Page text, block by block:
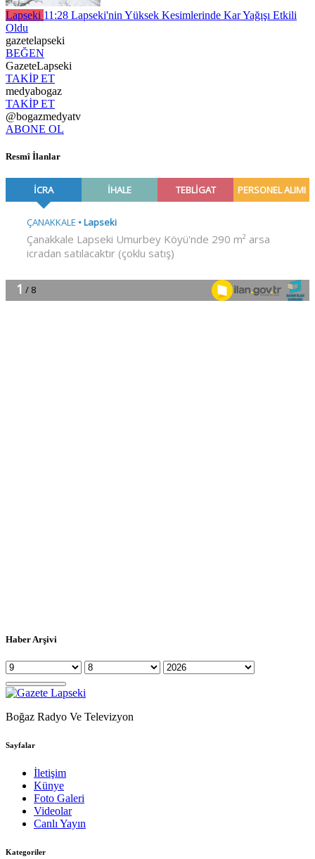
Lapseki 11:28 Lapseki'nin Yüksek Kesimlerinde Kar Yağışı Etkili
Oldu
gazetelapseki
BEĞEN
GazeteLapseki
TAKİP ET
medyabogaz
TAKİP ET
@bogazmedyatv
ABONE OL
Resmî İlanlar
Haber Arşivi
Boğaz Radyo Ve Televizyon
Sayfalar
İletişim
Künye
Foto Galeri
Videolar
Canlı Yayın
Kategoriler